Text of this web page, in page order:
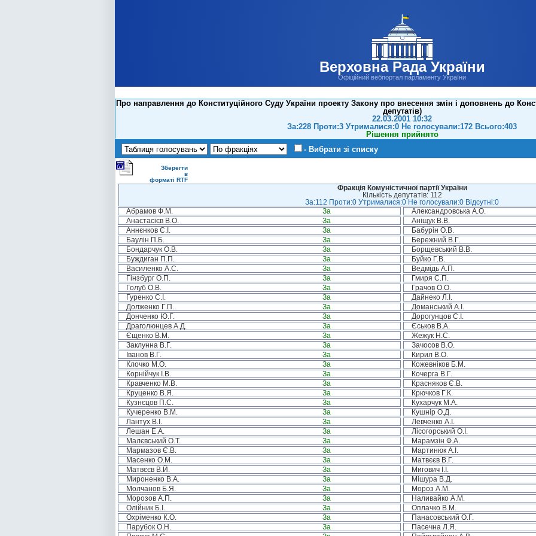
Верховна Рада України
Офіційний вебпортал парламенту України
Про направлення до Конституційного Суду України проекту Закону про внесення змін і доповнень до
депутатів)
22.03.2001 10:32
За:228 Проти:3 Утрималися:0 Не голосували:172 Всього:403
Рішення прийнято
- Вибрати зі списку
Зберегти
в
форматі RTF
Фракція Комуністичної партії України
Кількість депутатів: 112
За:112 Проти:0 Утрималися:0 Не голосували:0 Відсутні:0
Абрамов Ф.М.
За Александровська А.О.
Анастасієв В.О.
За Аніщук В.В.
Аннєнков Є.І.
За Бабурін О.В.
Баулін П.Б.
За Бережний В.Г.
Бондарчук О.В.
За Борщевський В.В.
Буждиган П.П.
За Буйко Г.В.
Василенко А.С.
За Ведмідь А.П.
Гінзбург О.П.
За Гмиря С.П.
Голуб О.В.
За Грачов О.О.
Гуренко С.І.
За Дайнеко Л.І.
Долженко Г.П.
За Доманський А.І.
Донченко Ю.Г.
За Дорогунцов С.І.
Драголюнцев А.Д.
За Єськов В.А.
Єщенко В.М.
За Жежук Н.С.
Заклунна В.Г.
За Зачосов В.О.
Іванов В.Г.
За Кирил В.О.
Клочко М.О.
За Кожевніков Б.М.
Корнійчук І.В.
За Кочерга В.Г.
Кравченко М.В.
За Красняков Є.В.
Круценко В.Я.
За Крючков Г.К.
Кузнєцов П.С.
За Кухарчук М.А.
Кучеренко В.М.
За Кушнір О.Д.
Лантух В.І.
За Левченко А.І.
Лешан Е.А.
За Лісогорський О.І.
Малєвський О.Т.
За Марамзін Ф.А.
Мармазов Є.В.
За Мартинюк А.І.
Масенко О.М.
За Матвєєв В.Г.
Матвєєв В.Й.
За Мигович І.І.
Мироненко В.А.
За Мішура В.Д.
Молчанов Б.Я.
За Мороз А.М.
Морозов А.П.
За Наливайко А.М.
Олійник Б.І.
За Оплачко В.М.
Охріменко К.О.
За Панасовський О.Г.
Парубок О.Н.
За Пасечна Л.Я.